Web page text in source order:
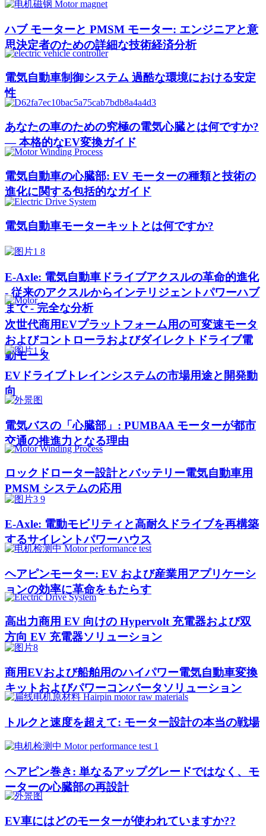
ハブ モーターと PMSM モーター: エンジニアと意
思決定者のための詳細な技術経済分析
電気自動車制御システム 過酷な環境における安定
性
あなたの車のための究極の電気心臓とは何ですか?
— 本格的なEV変換ガイド
電気自動車の心臓部: EV モーターの種類と技術の
進化に関する包括的なガイド
電気自動車モーターキットとは何ですか?
E-Axle: 電気自動車ドライブアクスルの革命的進化
- 従来のアクスルからインテリジェントパワーハブ
まで - 完全な分析
次世代商用EVプラットフォーム用の可変速モータ
およびコントローラおよびダイレクトドライブ電
動モータ
EVドライブトレインシステムの市場用途と開発動
向
電気バスの「心臓部」: PUMBAA モーターが都市
交通の推進力となる理由
ロックドローター設計とバッテリー電気自動車用
PMSM システムの応用
E-Axle: 電動モビリティと高耐久ドライブを再構築
するサイレントパワーハウス
ヘアピンモーター: EV および産業用アプリケーシ
ョンの効率に革命をもたらす
高出力商用 EV 向けの Hypervolt 充電器および双
方向 EV 充電器ソリューション
商用EVおよび船舶用のハイパワー電気自動車変換
キットおよびパワーコンバータソリューション
トルクと速度を超えて: モーター設計の本当の戦場
ヘアピン巻き: 単なるアップグレードではなく、モ
ーターの心臓部の再設計
EV車にはどのモーターが使われていますか??